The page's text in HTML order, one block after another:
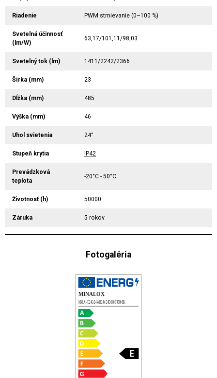
Riadenie PWM stmievanie (0–100 %)
Svetelná účinnosť
(lm/W)
63,17/101,11/98,03
Svetelný tok (lm) 1411/2242/2366
Šírka (mm) 23
Dĺžka (mm) 485
Výška (mm) 46
Uhol svietenia 24°
Stupeň krytia IP42
Prevádzková
teplota
-20°C - 50°C
Životnosť (h) 50000
Záruka 5 rokov
Fotogaléria